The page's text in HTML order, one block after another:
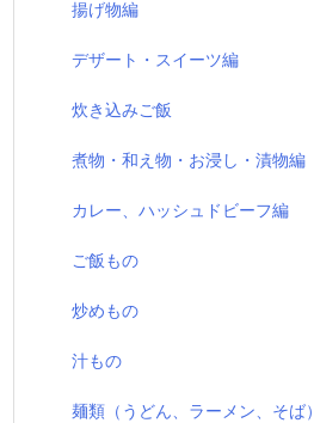
揚げ物編
デザート・スイーツ編
炊き込みご飯
煮物・和え物・お浸し・漬物編
カレー、ハッシュドビーフ編
ご飯もの
炒めもの
汁もの
麺類（うどん、ラーメン、そば）